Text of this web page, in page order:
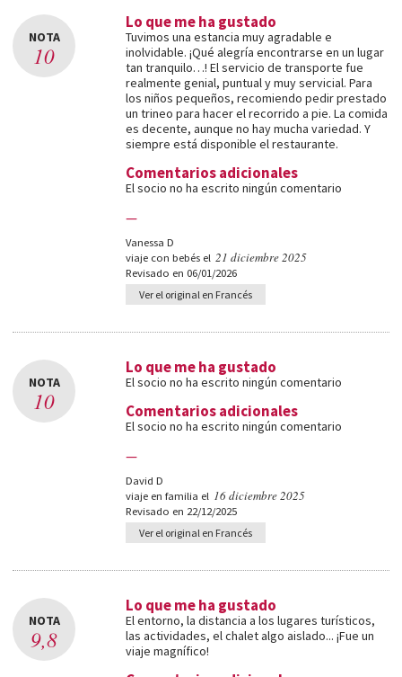
NOTA
10
Lo que me ha gustado
Tuvimos una estancia muy agradable e
inolvidable. ¡Qué alegría encontrarse en un lugar
tan tranquilo…! El servicio de transporte fue
realmente genial, puntual y muy servicial. Para
los niños pequeños, recomiendo pedir prestado
un trineo para hacer el recorrido a pie. La comida
es decente, aunque no hay mucha variedad. Y
siempre está disponible el restaurante.
Comentarios adicionales
El socio no ha escrito ningún comentario
—
Vanessa D
viaje con bebés el 21 diciembre 2025
Revisado en 06/01/2026
Ver el original en Francés
NOTA
10
Lo que me ha gustado
El socio no ha escrito ningún comentario
Comentarios adicionales
El socio no ha escrito ningún comentario
—
David D
viaje en familia el 16 diciembre 2025
Revisado en 22/12/2025
Ver el original en Francés
NOTA
9,8
Lo que me ha gustado
El entorno, la distancia a los lugares turísticos,
las actividades, el chalet algo aislado... ¡Fue un
viaje magnífico!